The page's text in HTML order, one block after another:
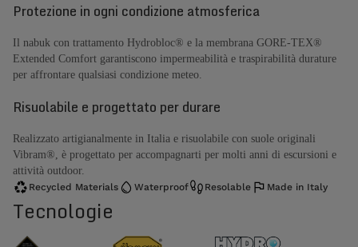
Protezione in ogni condizione atmosferica
Il nabuk con trattamento Hydrobloc® e la membrana GORE-TEX®
Extended Comfort garantiscono impermeabilità e traspirabilità durature
per affrontare qualsiasi condizione meteo.
Risuolabile e progettato per durare
Realizzato artigianalmente in Italia e risuolabile con suole originali
Vibram®, è progettato per accompagnarti per molti anni di escursioni e
attività outdoor.
Recycled Materials Waterproof Resolable Made in Italy
Tecnologie